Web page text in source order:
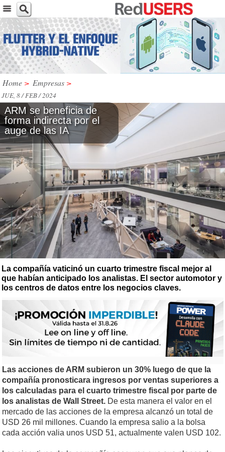
Home > Empresas >
JUE, 8 / FEB / 2024
ARM se beneficia de
forma indirecta por el
auge de las IA
La compañía vaticinó un cuarto trimestre fiscal mejor al
que habían anticipado los analistas. El sector automotor y
los centros de datos entre los negocios claves.
Las acciones de ARM subieron un 30% luego de que la
compañía pronosticara ingresos por ventas superiores a
los calculadas para el cuarto trimestre fiscal por parte de
los analistas de Wall Street. De esta manera el valor en el
mercado de las acciones de la empresa alcanzó un total de
USD 26 mil millones. Cuando la empresa salio a la bolsa
cada acción valia unos USD 51, actualmente valen USD 102.